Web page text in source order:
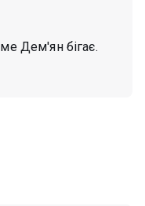
Дем'ян бігає.